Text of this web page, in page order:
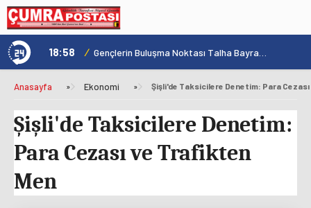
Konya'nın Zengin Mutfağı GastroFest'te Tanıtılacak 18:58 /
Anasayfa » Ekonomi » Şişli'de Taksicilere Denetim: Para
Şişli'de Taksicilere Denetim:
Para Cezası ve Trafikten
Men